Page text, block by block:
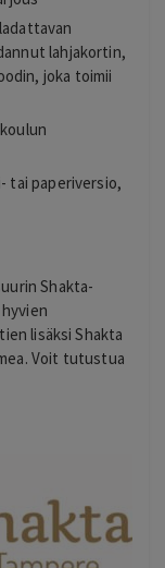
lahjakortin,
joka toimii
tai paperiversio,
Shakta-
lisäksi Shakta
Voit tutustua